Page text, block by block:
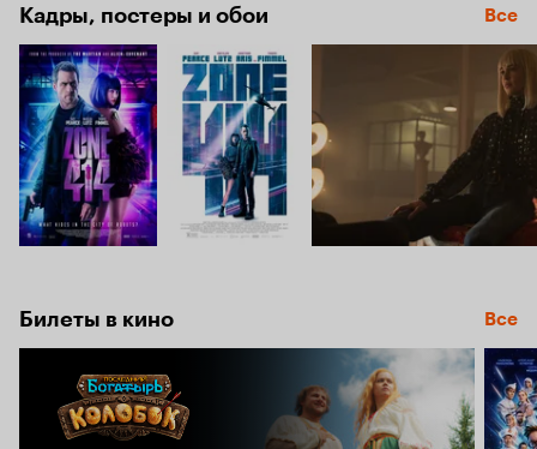
Кадры, постеры и обои Все
Билеты в кино Все